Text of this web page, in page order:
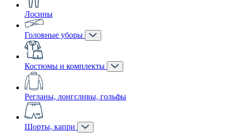
Лосины
Головные уборы
Костюмы и комплекты
Регланы, лонгсливы, гольфы
Шорты, капри